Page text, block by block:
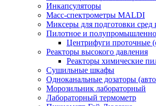
Инкапсуляторы
Масс-спектрометры MALDI
Миксеры для подготовки
Пилотное и
Центрифуги проточные
Реакторы высокого давления
Реакторы химические
Сушильные шкафы
Одноканальные дозаторы
Морозильник лабораторный
Лабораторный термометр